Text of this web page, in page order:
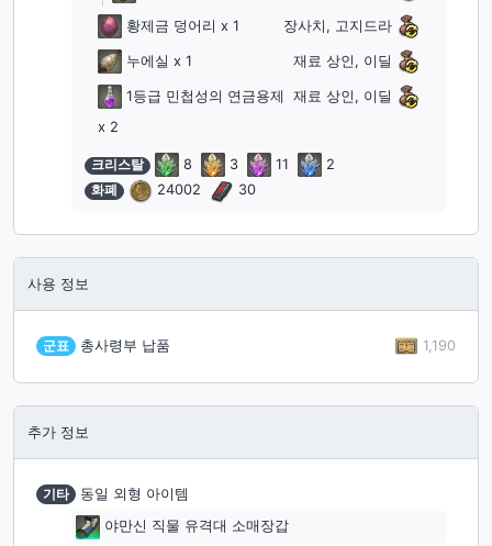
황제금 덩어리 x 1 장사치, 고지드라
누에실 x 1 재료 상인, 이딜
1등급 민첩성의 연금용제
x 2
재료 상인, 이딜
크리스탈 8 3 11
2
화폐
24002 30
사용 정보
군표 총사령부 납품 1,190
추가 정보
기타
동일 외형 아이템
야만신 직물 유격대 소매장갑